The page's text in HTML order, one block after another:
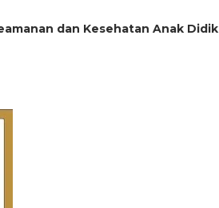
dan Kesehatan Anak Didik